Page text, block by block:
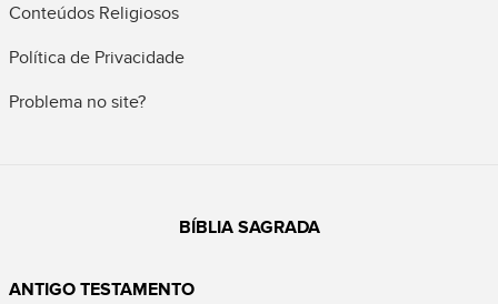
Conteúdos Religiosos
Política de Privacidade
Problema no site?
BÍBLIA SAGRADA
ANTIGO TESTAMENTO